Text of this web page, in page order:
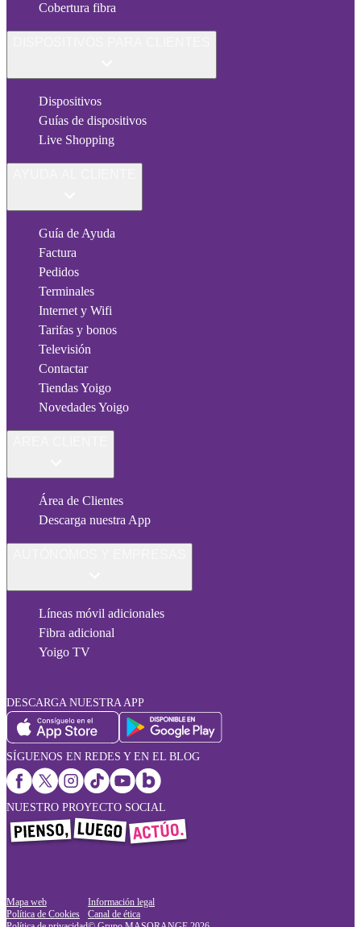
Cobertura fibra
Dispositivos
Guías de dispositivos
Live Shopping
Guía de Ayuda
Factura
Pedidos
Terminales
Internet y Wifi
Tarifas y bonos
Televisión
Contactar
Tiendas Yoigo
Novedades Yoigo
Área de Clientes
Descarga nuestra App
Líneas móvil adicionales
Fibra adicional
Yoigo TV
DESCARGA NUESTRA APP
SÍGUENOS EN REDES Y EN EL BLOG
NUESTRO PROYECTO SOCIAL
Mapa web
Política de Cookies
Información legal
Canal de ética